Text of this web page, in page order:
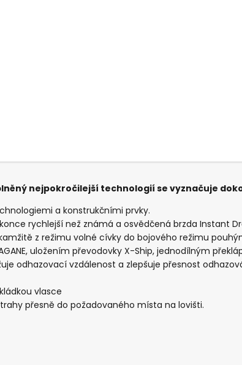
nejpokročilejší technologií se vyznačuje
a konstrukčními prvky.
rychlejší než známá a osvědčená brzda Instant
z režimu volné cívky do bojového režimu
uložením převodovky X-Ship, jednodílným
odhazovací vzdálenost a zlepšuje přesnost
vlasce
přesně do požadovaného místa na lovišti.